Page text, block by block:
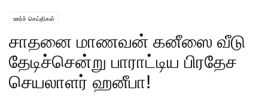
ஊர்ச் செய்திகள்
சாதனை மாணவன் கனீஸை வீடு
தேடிச்சென்று பாராட்டிய பிரதேச
செயலாளர் ஹனீபா!